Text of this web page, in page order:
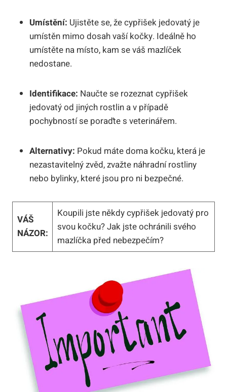
Umístění: Ujistěte se, že cypřišek jedovatý je
umístěn mimo dosah vaší kočky. Ideálně ho
umístěte na místo, kam se váš mazlíček
nedostane.
Identifikace: Naučte se rozeznat cypřišek
jedovatý od jiných rostlin a v případě
pochybností se poraďte s veterinářem.
Alternativy: Pokud máte doma kočku, která je
nezastavitelný zvěd, zvažte náhradní rostliny
nebo bylinky, které jsou pro ni bezpečné.
VÁŠ
NÁZOR:
Koupili jste někdy cypřišek jedovatý pro
svou kočku? Jak jste ochránili svého
mazlíčka před nebezpečím?